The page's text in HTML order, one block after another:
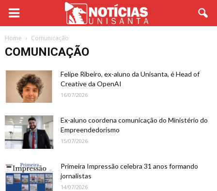
Home Comunicação
COMUNICAÇÃO
Felipe Ribeiro, ex-aluno da Unisanta, é Head of
Creative da OpenAI
16/07/2026
Ex-aluno coordena comunicação do Ministério do
Empreendedorismo
15/07/2026
Primeira Impressão celebra 31 anos formando
jornalistas
14/07/2026